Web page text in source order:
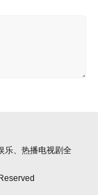
乐、热播电视剧全